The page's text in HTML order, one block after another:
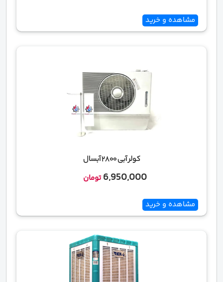
مشاهده و خرید
کولر آبی 2800 آبسال
6,950,000 تومان
مشاهده و خرید